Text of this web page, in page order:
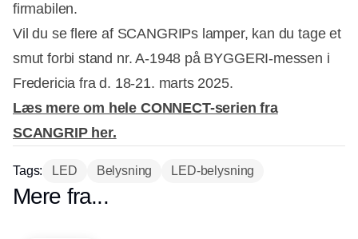
firmabilen.
Vil du se flere af SCANGRIPs lamper, kan du tage et
smut forbi stand nr. A-1948 på BYGGERI-messen i
Fredericia fra d. 18-21. marts 2025.
Læs mere om hele CONNECT-serien fra
SCANGRIP her.
Tags: LED Belysning LED-belysning
Mere fra...